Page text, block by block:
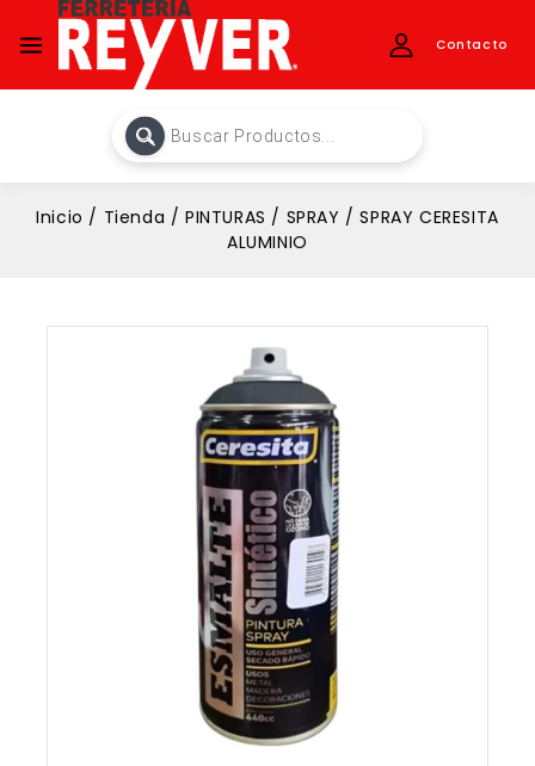
Contacto
Inicio / Tienda / PINTURAS / SPRAY / SPRAY CERESITA
ALUMINIO